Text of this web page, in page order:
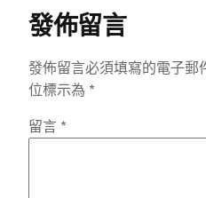
發佈留言
發佈留言必須填寫的電子郵
位標示為 *
留言 *